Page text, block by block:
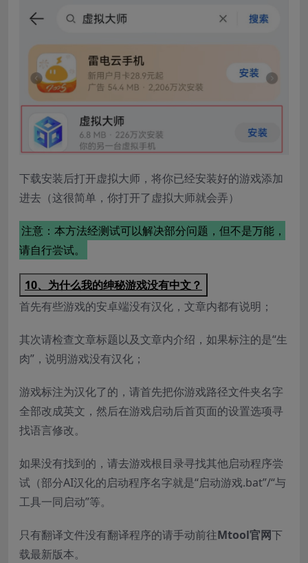
下载安装后打开虚拟大师，将你已经安装好的游戏添加
进去（这很简单，你打开了虚拟大师就会弄）
注意：本方法经测试可以解决部分问题，但不是万能，
请自行尝试。
10、为什么我的绅秘游戏没有中文？
首先有些游戏的安卓端没有汉化，文章内都有说明；
其次请检查文章标题以及文章内介绍，如果标注的是“生
肉”，说明游戏没有汉化；
游戏标注为汉化了的，请首先把你游戏路径文件夹名字
全部改成英文，然后在游戏启动后首页面的设置选项寻
找语言修改。
如果没有找到的，请去游戏根目录寻找其他启动程序尝
试（部分AI汉化的启动程序名字就是“启动游戏.bat”/“与
工具一同启动”等。
只有翻译文件没有翻译程序的请手动前往Mtool官网下
载最新版本。